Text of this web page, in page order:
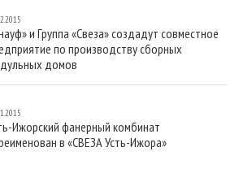
и Группа «Свеза» создадут совместное
по производству сборных
домов
Ижорский фанерный комбинат
в «СВЕЗА Усть-Ижора»